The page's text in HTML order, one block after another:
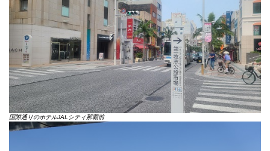
国際通りのホテルJALシティ那覇前